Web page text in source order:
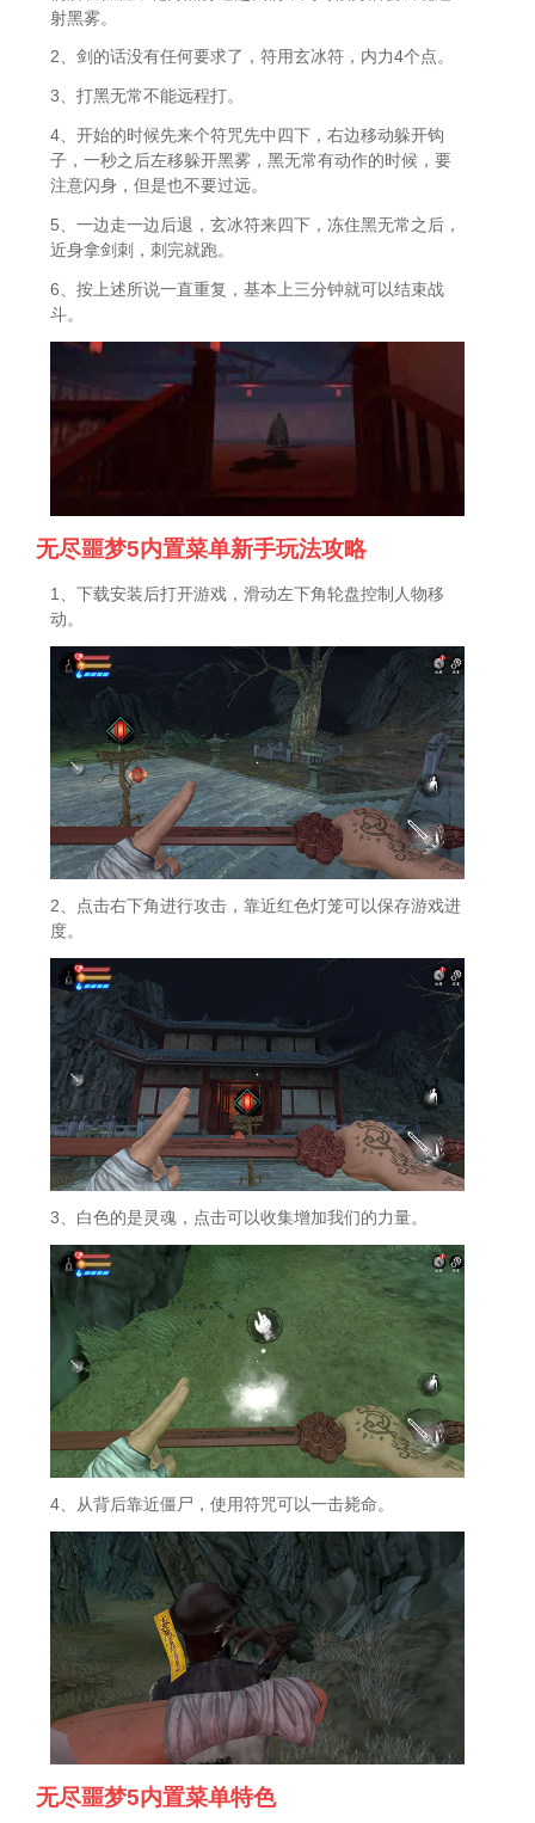
射黑雾。
2、剑的话没有任何要求了，符用玄冰符，内力4个点。
3、打黑无常不能远程打。
4、开始的时候先来个符咒先中四下，右边移动躲开钩
子，一秒之后左移躲开黑雾，黑无常有动作的时候，要
注意闪身，但是也不要过远。
5、一边走一边后退，玄冰符来四下，冻住黑无常之后，
近身拿剑刺，刺完就跑。
6、按上述所说一直重复，基本上三分钟就可以结束战
斗。
无尽噩梦5内置菜单新手玩法攻略
1、下载安装后打开游戏，滑动左下角轮盘控制人物移
动。
2、点击右下角进行攻击，靠近红色灯笼可以保存游戏进
度。
3、白色的是灵魂，点击可以收集增加我们的力量。
4、从背后靠近僵尸，使用符咒可以一击毙命。
无尽噩梦5内置菜单特色